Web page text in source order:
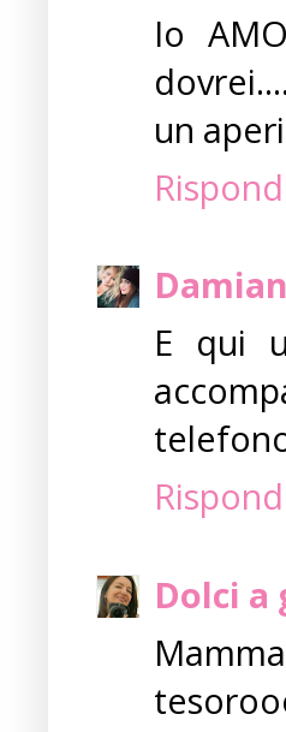
Io
un
E qui
Dolci a